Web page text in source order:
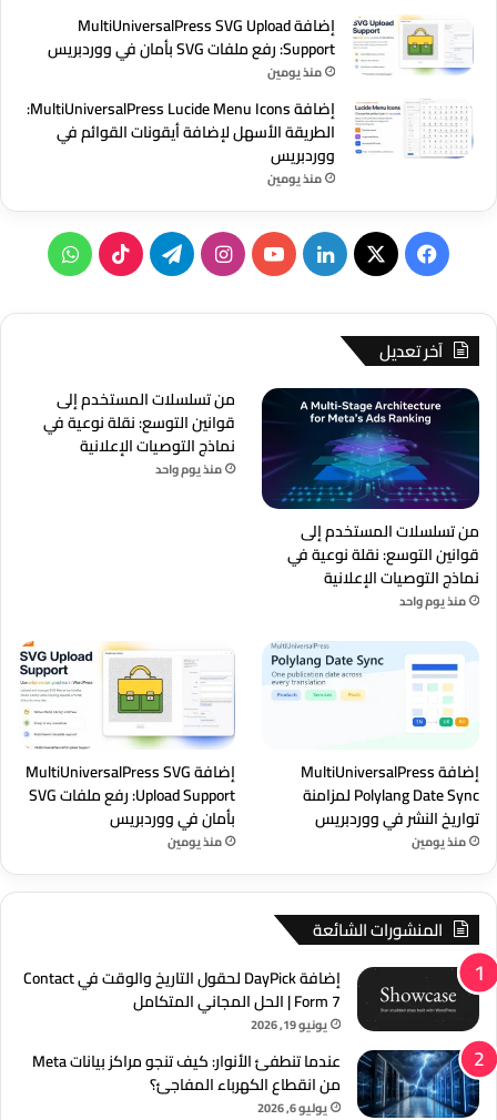
إضافة MultiUniversalPress SVG Upload
Support: رفع ملفات SVG بأمان في ووردبريس
منذ يومين
إضافة MultiUniversalPress Lucide Menu Icons:
الطريقة الأسهل لإضافة أيقونات القوائم في
ووردبريس
منذ يومين
فيسبوك
‫X لينكدإن‫YouTubeانستقرامتيلقرام‫TikTok
آخر تعديل
من تسلسلات المستخدم إلى
قوانين التوسع: نقلة نوعية في
نماذج التوصيات الإعلانية
منذ يوم واحد
من تسلسلات المستخدم إلى
قوانين التوسع: نقلة نوعية في
نماذج التوصيات الإعلانية
منذ يوم واحد
إضافة MultiUniversalPress
Polylang Date Sync لمزامنة
تواريخ النشر في ووردبريس
منذ يومين
إضافة MultiUniversalPress SVG
Upload Support: رفع ملفات SVG
بأمان في ووردبريس
منذ يومين
المنشورات الشائعة
إضافة DayPick لحقول التاريخ والوقت في Contact
Form 7 | الحل المجاني المتكامل
يونيو 19, 2026
عندما تنطفئ الأنوار: كيف تنجو مراكز بيانات Meta
من انقطاع الكهرباء المفاجئ؟
يوليو 6, 2026